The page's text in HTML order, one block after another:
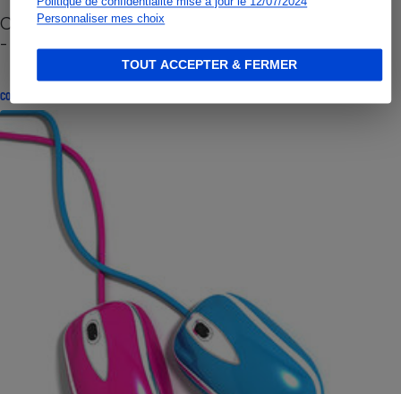
Personnaliser mes choix
TOUT ACCEPTER & FERMER
Cafetière à capsules zéro déchet CoffeeB (vidéo)
- Premières impressions
CONSEILS